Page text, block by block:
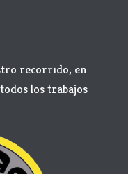
recorrido, en
los trabajos